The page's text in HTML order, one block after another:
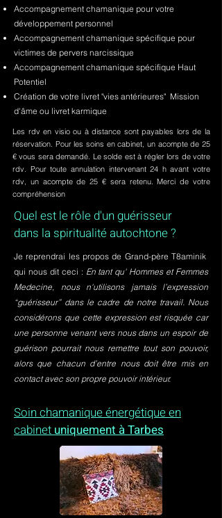
Accompagnement chamanique pour votre
développement personnel
Accompagnement chamanique spécifique pour
victimes de pervers narcissique
Accompagnement chamanique spécifique Haut
Potentiel
Création de votre livret "vies antérieures" Mission
d'âme ou livret karmique
Les rdv en visio ou à distance sont payables lors de la
réservation. Pour les soins en cabinet, un acompte de 25
€ vous sera demandé. Le solde est à régler lors de votre
rdv. Pour toute annulation intervenant 24 h avant votre
rdv, un acompte de 25 € sera retenu. Merci de votre
compréhension
Quel est le rôle d'un guérisseur
dans la spiritualité autochtone ?
Je reprendrai les propos de Grand-père T8aminik
qui nous dit ceci : En tant qu' Hommes et Femmes
Medecine, nous n'utilisons jamais l’expression
“guérisseur” dans le cadre de notre travail. Nous
considérons que cette expression est risquée car
une personne venant vers nous dans un espoir de
guérison pourrait nous remettre tout son pouvoir,
alors que chacun d’entre nous doit être mis en
contact avec son propre pouvoir intérieur.
Soin chamanique énergétique en
cabinet uniquement à Tarbes